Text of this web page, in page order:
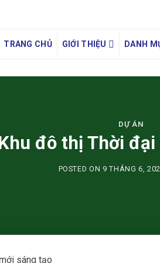
TRANG CHỦ GIỚI THIỆU DANH
DỰ ÁN
đô thị Thời
POSTED ON 9 THÁNG 6,
sáng tạo